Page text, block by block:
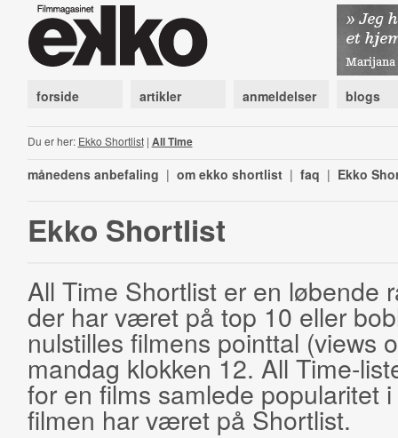
forside artikler anmeldelser blogs
Du er her: Ekko Shortlist| All Time
månedens anbefaling | om ekko shortlist | faq | Ekko
Ekko Shortlist
All Time Shortlist er en løbende
der har været på top 10 eller
nulstilles filmens pointtal (views
mandag klokken 12. All Time-
for en films samlede popularitet
filmen har været på Shortlist.